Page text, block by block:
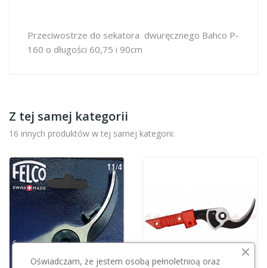
Przeciwostrze do sekatora dwuręcznego Bahco P-
160 o długości 60,75 i 90cm
Z tej samej kategorii
16 innych produktów w tej samej kategorii:
Oświadczam, że jestem osobą pełnoletnioą oraz